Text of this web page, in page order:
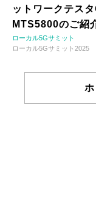
ットワークテス
MTS5800のご紹
ローカル5Gサミット
ローカル5Gサミット2025